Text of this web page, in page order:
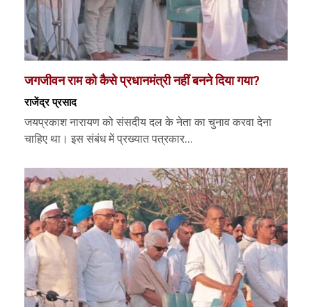
जगजीवन राम को कैसे प्रधानमंत्री नहीं बनने दिया गया?
राजेंद्र प्रसाद
जयप्रकाश नारायण को संसदीय दल के नेता का चुनाव करवा देना
चाहिए था। इस संबंध में प्रख्यात पत्रकार...